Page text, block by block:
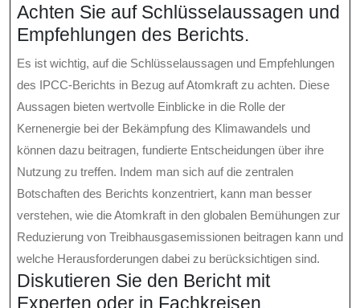
Achten Sie auf Schlüsselaussagen und
Empfehlungen des Berichts.
Es ist wichtig, auf die Schlüsselaussagen und Empfehlungen
des IPCC-Berichts in Bezug auf Atomkraft zu achten. Diese
Aussagen bieten wertvolle Einblicke in die Rolle der
Kernenergie bei der Bekämpfung des Klimawandels und
können dazu beitragen, fundierte Entscheidungen über ihre
Nutzung zu treffen. Indem man sich auf die zentralen
Botschaften des Berichts konzentriert, kann man besser
verstehen, wie die Atomkraft in den globalen Bemühungen zur
Reduzierung von Treibhausgasemissionen beitragen kann und
welche Herausforderungen dabei zu berücksichtigen sind.
Diskutieren Sie den Bericht mit
Experten oder in Fachkreisen.